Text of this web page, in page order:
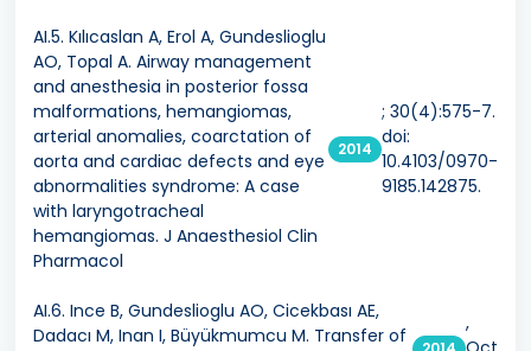
AI.5. Kılıcaslan A, Erol A, Gundeslioglu
AO, Topal A. Airway management
and anesthesia in posterior fossa
malformations, hemangiomas,
arterial anomalies, coarctation of
aorta and cardiac defects and eye
abnormalities syndrome: A case
with laryngotracheal
hemangiomas. J Anaesthesiol Clin
Pharmacol
2014
; 30(4):575-7.
doi:
10.4103/0970-
9185.142875.
AI.6. Ince B, Gundeslioglu AO, Cicekbası AE,
Dadacı M, Inan I, Büyükmumcu M. Transfer of
,